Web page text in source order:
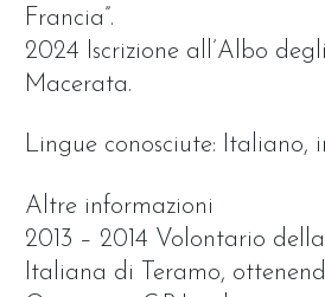
Francia”.
2024 Iscrizione all’Albo
Macerata.
Lingue conosciute: Italiano,
Altre informazioni
2013 – 2014 Volontario
Italiana di Teramo,